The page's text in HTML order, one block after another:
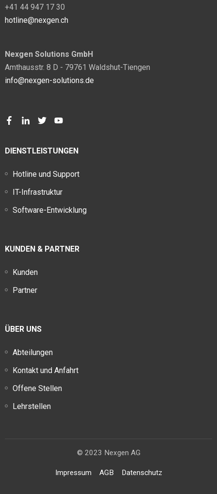
+41 44 947 17 30
hotline@nexgen.ch
Nexgen Solutions GmbH
Amthausstr. 8 D - 79761 Waldshut-Tiengen
info@nexgen-solutions.de
DIENSTLEISTUNGEN
Hotline und Support
IT-Infrastruktur
Software-Entwicklung
KUNDEN & PARTNER
Kunden
Partner
ÜBER UNS
Abteilungen
Kontakt und Anfahrt
Offene Stellen
Lehrstellen
© 2023 Nexgen AG
Impressum AGB Datenschutz